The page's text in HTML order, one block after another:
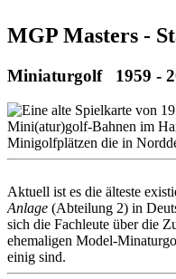
MGP Masters -
Miniaturgolf 1959 -
Mini(atur)golf-Bahnen im
Minigolfplätzen die in
Aktuell ist es die älteste
Anlage (Abteilung 2) in
sich die Fachleute über die
ehemaligen Model-
einig sind.